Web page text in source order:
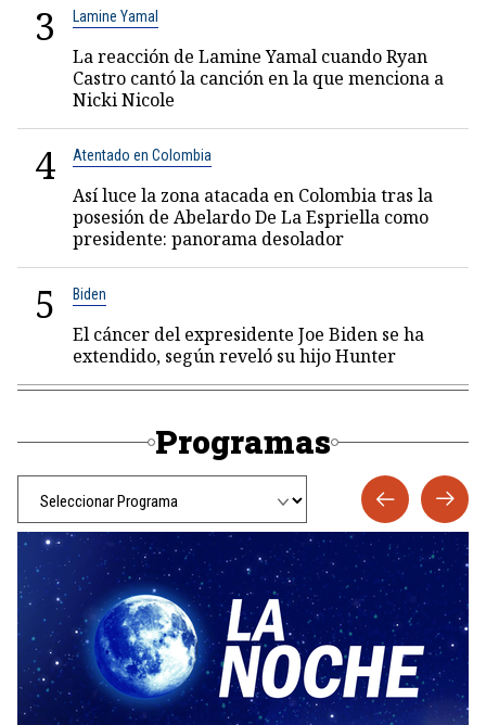
3 Lamine Yamal
La reacción de Lamine Yamal cuando Ryan
Castro cantó la canción en la que menciona a
Nicki Nicole
4 Atentado en Colombia
Así luce la zona atacada en Colombia tras la
posesión de Abelardo De La Espriella como
presidente: panorama desolador
5 Biden
El cáncer del expresidente Joe Biden se ha
extendido, según reveló su hijo Hunter
Programas